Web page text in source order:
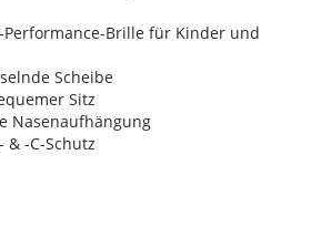
Performance-Brille für Kinder und
Scheibe
Sitz
Nasenaufhängung
& -C-Schutz